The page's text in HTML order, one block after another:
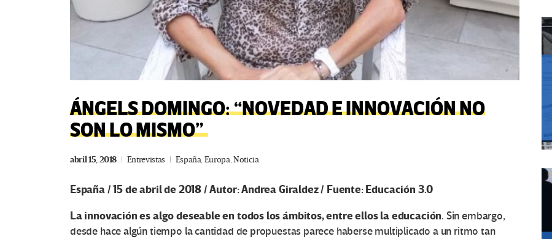
ÁNGELS DOMINGO: “NOVEDAD E INNOVACIÓN NO
SON LO MISMO”
abril 15, 2018 Entrevistas España,Europa,Noticia
España / 15 de abril de 2018 / Autor: Andrea Giraldez / Fuente: Educación 3.0
La innovación es algo deseable en todos los ámbitos, entre ellos la educación. Sin embargo,
desde hace algún tiempo la cantidad de propuestas parece haberse multiplicado a un ritmo tan